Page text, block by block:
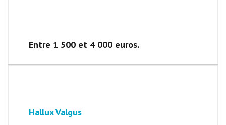
Entre 1 500 et 4 000 euros.
Hallux Valgus